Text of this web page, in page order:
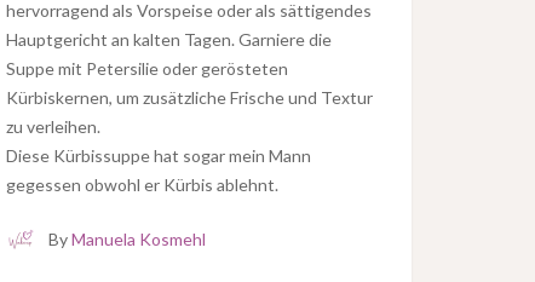
hervorragend als Vorspeise oder als sättigendes
Hauptgericht an kalten Tagen. Garniere die
Suppe mit Petersilie oder gerösteten
Kürbiskernen, um zusätzliche Frische und Textur
zu verleihen.
Diese Kürbissuppe hat sogar mein Mann
gegessen obwohl er Kürbis ablehnt.
ByManuela Kosmehl